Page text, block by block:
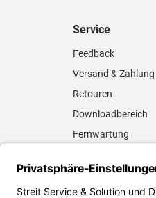
Service
Feedback
Versand & Zahlung
Retouren
Downloadbereich
Fernwartung
Elektronischer
Rechnungsversand